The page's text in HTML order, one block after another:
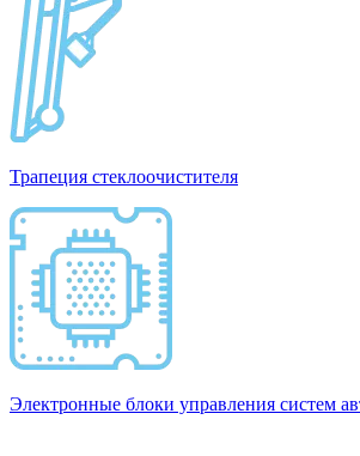
Трапеция стеклоочистителя
Электронные блоки управления систем